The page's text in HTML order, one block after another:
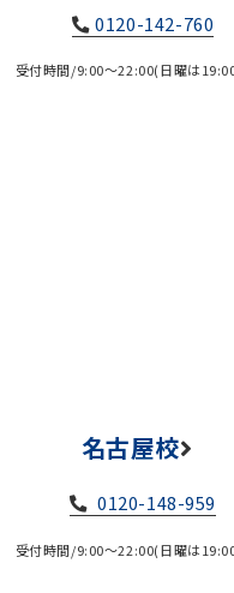
0120-142-760
受付時間/9:00～22:00(日曜は
名古屋校
0120-148-959
受付時間/9:00～22:00(日曜は